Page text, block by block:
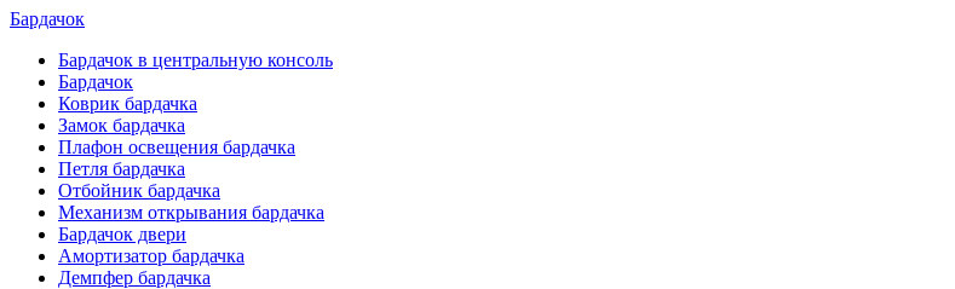
Бардачок
Бардачок в центральную консоль
Бардачок
Коврик бардачка
Замок бардачка
Плафон освещения бардачка
Петля бардачка
Отбойник бардачка
Механизм открывания бардачка
Бардачок двери
Амортизатор бардачка
Демпфер бардачка